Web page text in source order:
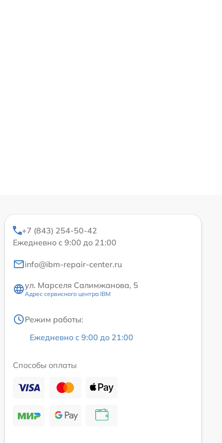
+7 (843) 254-50-42
Ежедневно с 9:00 до 21:00
info@ibm-repair-center.ru
ул. Марселя Салимжанова, 5
Адрес сервисного центра IBM
Режим работы:
Ежедневно с 9:00 до 21:00
Способы оплаты